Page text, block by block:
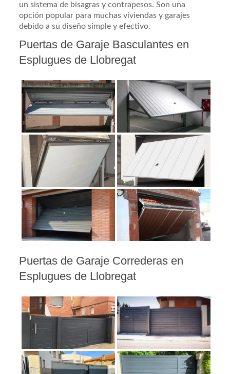
un sistema de bisagras y contrapesos. Son una
opción popular para muchas viviendas y garajes
debido a su diseño simple y efectivo.
Puertas de Garaje Basculantes en
Esplugues de Llobregat
Puertas de Garaje Correderas en
Esplugues de Llobregat